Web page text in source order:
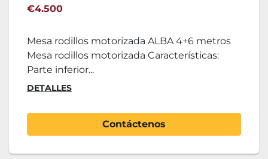
€4.500
Mesa rodillos motorizada ALBA 4+6 metros
Mesa rodillos motorizada Características:
Parte inferior...
DETALLES
Contáctenos